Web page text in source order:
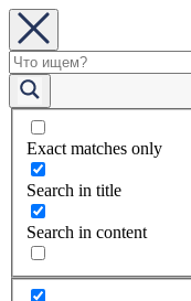
Exact matches only
Search in title
Search in content